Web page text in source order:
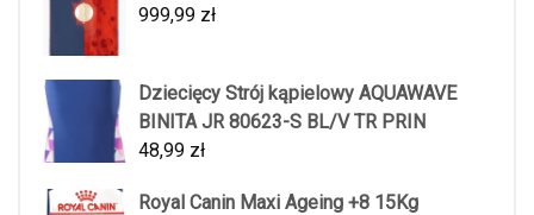
999,99 zł
Dziecięcy Strój kąpielowy AQUAWAVE
BINITA JR 80623-S BL/V TR PRIN
48,99 zł
Royal Canin Maxi Ageing +8 15Kg